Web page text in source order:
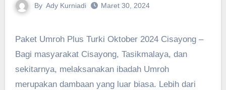
By Ady Kurniadi Maret 30, 2024
Paket Umroh Plus Turki Oktober 2024 Cisayong –
Bagi masyarakat Cisayong, Tasikmalaya, dan
sekitarnya, melaksanakan ibadah Umroh
merupakan dambaan yang luar biasa. Lebih dari